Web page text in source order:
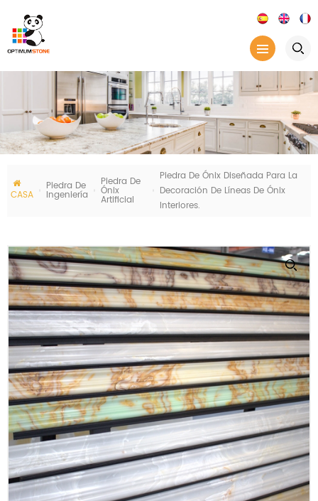
CASA
Piedra De
Ingeniería
Piedra De
Ónix
Artificial
Piedra De Ónix Diseñada Para La
Decoración De Líneas De Ónix
Interiores.